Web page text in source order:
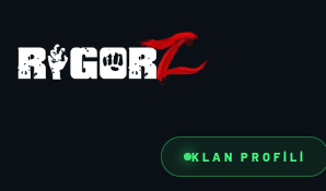
KLAN PROFILI